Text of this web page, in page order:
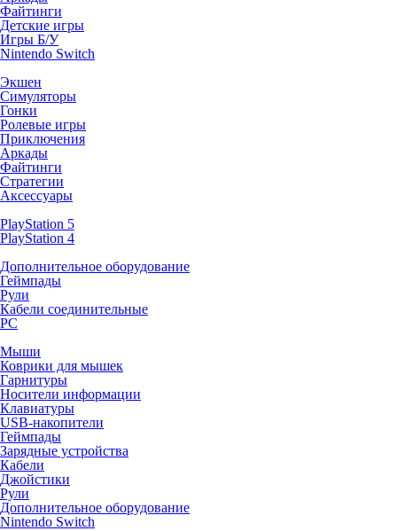
Файтинги
Детские игры
Игры Б/У
Nintendo Switch
Экшен
Симуляторы
Гонки
Ролевые игры
Приключения
Аркады
Файтинги
Стратегии
Аксессуары
PlayStation 5
PlayStation 4
Дополнительное оборудование
Геймпады
Рули
Кабели соединительные
PC
Мыши
Коврики для мышек
Гарнитуры
Носители информации
Клавиатуры
USB-накопители
Геймпады
Зарядные устройства
Кабели
Джойстики
Рули
Дополнительное оборудование
Nintendo Switch